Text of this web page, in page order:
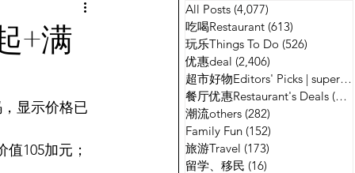
广告
+满
显示价格已
105加元；
All Posts (4,077)
吃喝Restaurant (613)
玩乐Things To Do (526)
优惠deal (2,406)
超市好物Editors' Picks | supermarket
餐厅优惠Restaurant's Deals (134)
潮流others (282)
Family Fun (152)
旅游Travel (173)
留学、移民 (16)